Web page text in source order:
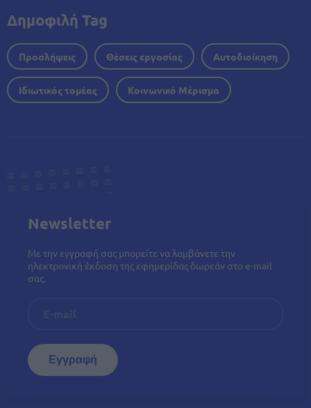
Δημοφιλή Tag
Προσλήψεις Θέσεις εργασίας Αυτοδιοίκηση
Ιδιωτικός τομέας Κοινωνικό Μέρισμα
Newsletter
Με την εγγραφή σας μπορείτε να λαμβάνετε την
ηλεκτρονική έκδοση της εφημερίδας δωρεάν στο e-mail
σας.